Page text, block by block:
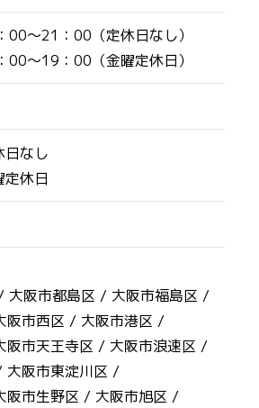
00～21：00（定休日なし）
00～19：00（金曜定休日）
日なし
定休日
大阪市都島区 / 大阪市福島区 /
阪市西区 / 大阪市港区 /
阪市天王寺区 / 大阪市浪速区 /
大阪市東淀川区 /
阪市生野区 / 大阪市旭区 /